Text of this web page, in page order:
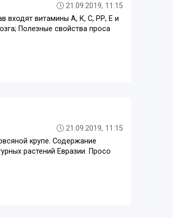
21.09.2019, 11:15
входят витамины А, К, С, РР, Е и
Полезные свойства проса
21.09.2019, 11:15
крупе. Содержание
растений Евразии. Просо